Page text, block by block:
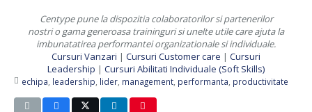
Centype pune la dispozitia colaboratorilor si partenerilor
nostri o gama generoasa traininguri si unelte utile care ajuta la
imbunatatirea performantei organizationale si individuale.
Cursuri Vanzari | Cursuri Customer care | Cursuri
Leadership | Cursuri Abilitati Individuale (Soft Skills)
echipa leadership lider management performanta productivitate